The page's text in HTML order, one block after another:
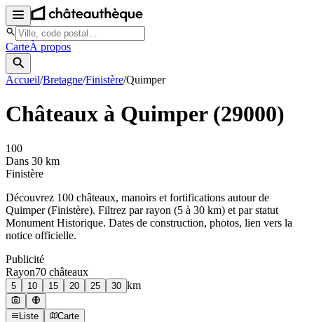
CarteÀ propos
Accueil/Bretagne/Finistère/Quimper
Châteaux à Quimper(29000)
100
Dans 30 km
Finistère
Découvrez 100 châteaux, manoirs et fortifications autour de
Quimper(Finistère). Filtrez par rayon (5 à 30 km) et par statut
Monument Historique. Dates de construction, photos, lien vers la
notice officielle.
Publicité
Rayon70 châteaux
5 10 15 20 25 30 km
Liste Carte